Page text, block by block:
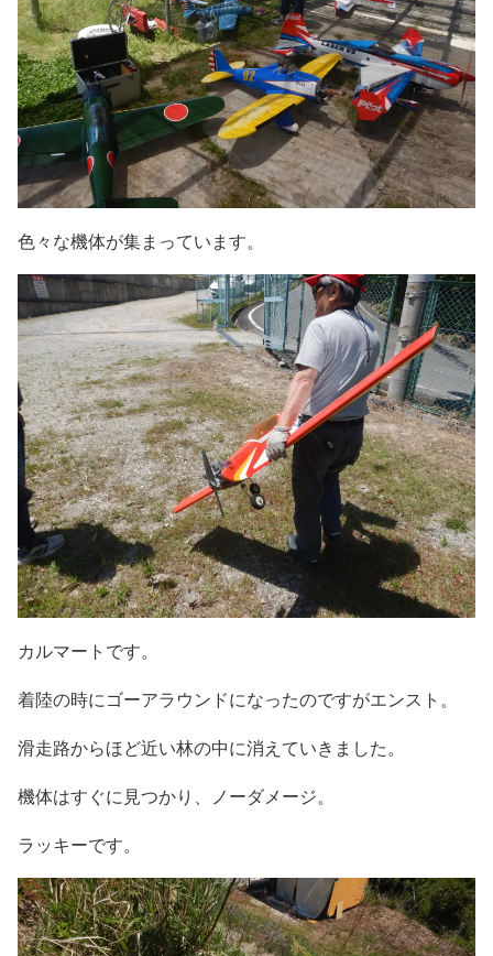
色々な機体が集まっています。
カルマートです。
着陸の時にゴーアラウンドになったのですがエンスト。
滑走路からほど近い林の中に消えていきました。
機体はすぐに見つかり、ノーダメージ。
ラッキーです。